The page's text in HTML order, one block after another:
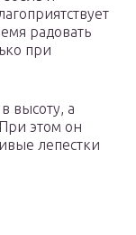
радовать
при
высоту, а
этом он
лепестки